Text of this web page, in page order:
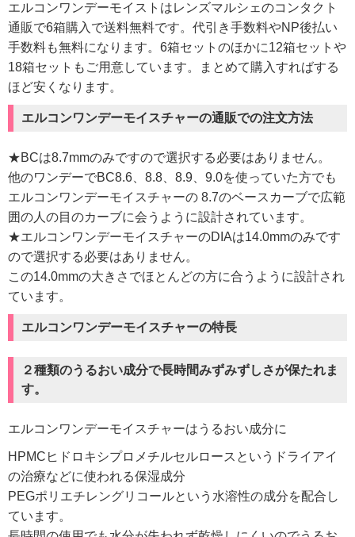
エルコンワンデーモイストはレンズマルシェのコンタクト
通販で6箱購入で送料無料です。代引き手数料やNP後払い
手数料も無料になります。6箱セットのほかに12箱セットや
18箱セットもご用意しています。まとめて購入すればする
ほど安くなります。
エルコンワンデーモイスチャーの通販での注文方法
★BCは8.7mmのみですので選択する必要はありません。
他のワンデーでBC8.6、8.8、8.9、9.0を使っていた方でも
エルコンワンデーモイスチャーの 8.7のベースカーブで広範
囲の人の目のカーブに会うように設計されています。
★エルコンワンデーモイスチャーのDIAは14.0mmのみです
ので選択する必要はありません。
この14.0mmの大きさでほとんどの方に合うように設計され
ています。
エルコンワンデーモイスチャーの特長
２種類のうるおい成分で長時間みずみずしさが保たれま
す。
エルコンワンデーモイスチャーはうるおい成分に
HPMCヒドロキシプロメチルセルロースというドライアイ
の治療などに使われる保湿成分
PEGポリエチレングリコールという水溶性の成分を配合し
ています。